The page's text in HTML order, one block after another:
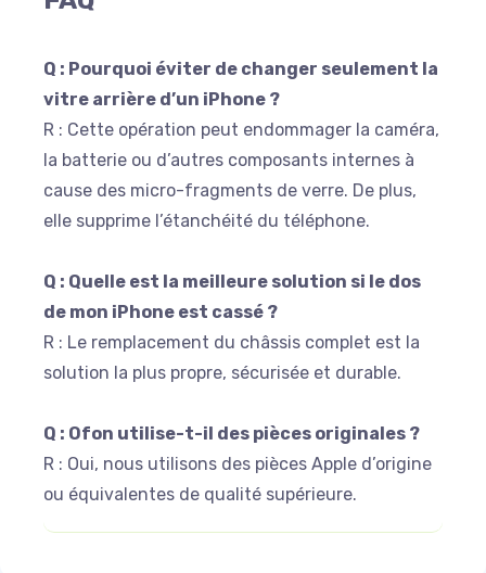
Q : Pourquoi éviter de changer seulement la
vitre arrière d’un iPhone ?
R : Cette opération peut endommager la caméra,
la batterie ou d’autres composants internes à
cause des micro-fragments de verre. De plus,
elle supprime l’étanchéité du téléphone.
Q : Quelle est la meilleure solution si le dos
de mon iPhone est cassé ?
R : Le remplacement du châssis complet est la
solution la plus propre, sécurisée et durable.
Q : Ofon utilise-t-il des pièces originales ?
R : Oui, nous utilisons des pièces Apple d’origine
ou équivalentes de qualité supérieure.